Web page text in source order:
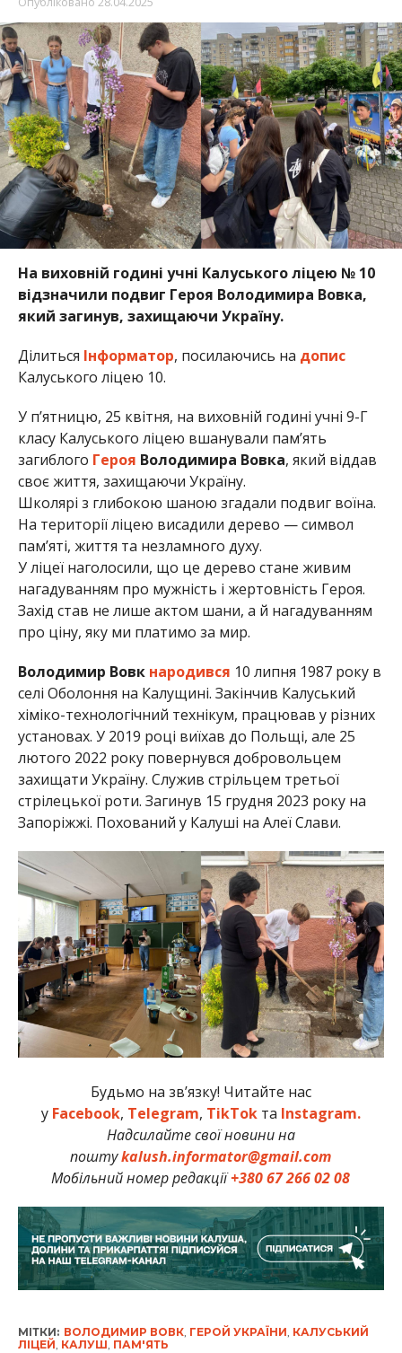
На виховній годині учні Калуського ліцею №10
відзначили подвиг Героя Володимира Вовка,
який загинув, захищаючи Україну.
Ділиться Інформатор, посилаючись на допис
Калуського ліцею 10.
У п’ятницю, 25 квітня, на виховній годині учні 9-Г
класу Калуського ліцею вшанували пам’ять
загиблого Героя Володимира Вовка, який віддав
своє життя, захищаючи Україну.
Школярі з глибокою шаною згадали подвиг воїна.
На території ліцею висадили дерево — символ
пам’яті, життя та незламного духу.
У ліцеї наголосили, що це дерево стане живим
нагадуванням про мужність і жертовність Героя.
Захід став не лише актом шани, а й нагадуванням
про ціну, яку ми платимо за мир.
Володимир Вовк народився 10 липня 1987 року в
селі Оболоння на Калущині. Закінчив Калуський
хіміко-технологічний технікум, працював у різних
установах. У 2019 році виїхав до Польщі, але 25
лютого 2022 року повернувся добровольцем
захищати Україну. Служив стрільцем третьої
стрілецької роти. Загинув 15 грудня 2023 року на
Запоріжжі. Похований у Калуші на Алеї Слави.
Будьмо на зв’язку! Читайте нас
у Facebook, Telegram, TikTokта Instagram.
Надсилайте свої новини на
поштуkalush.informator@gmail.com
Мобільний номер редакції+380 67 266 02 08
МІТКИ: ВОЛОДИМИР ВОВК, ГЕРОЙ УКРАЇНИ, КАЛУСЬКИЙ
ЛІЦЕЙ, КАЛУШ, ПАМ'ЯТЬ